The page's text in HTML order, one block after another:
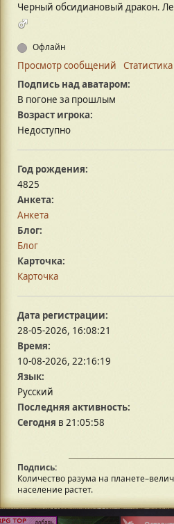
Черный обсидиановый дракон.
Офлайн
Просмотр сообщений
Статистика
Подпись над аватаром:
В погоне за прошлым
Возраст игрока:
Недоступно
Год рождения:
4825
Анкета:
Анкета
Блог:
Блог
Карточка:
Карточка
Дата регистрации:
28-05-2026, 16:08:21
Время:
10-08-2026, 22:16:19
Язык:
Русский
Последняя активность:
Сегодня в 21:05:58
Подпись:
Количество разума на
население растет.